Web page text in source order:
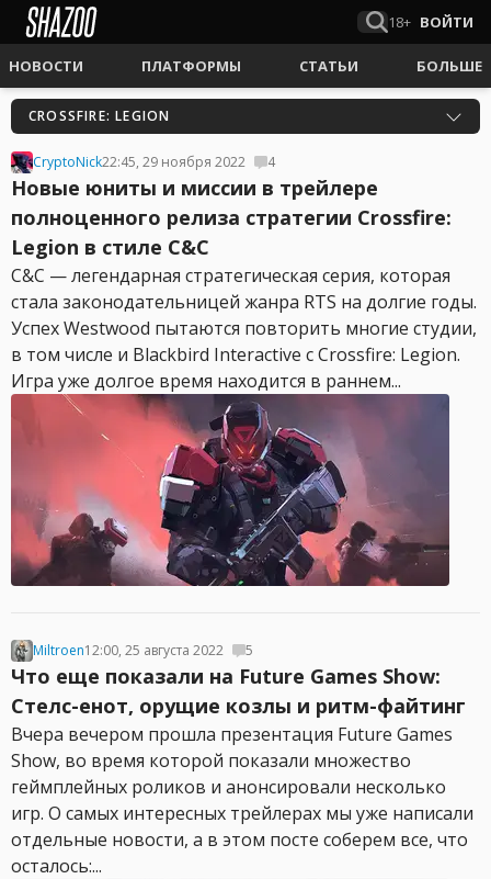
18+ ВОЙТИ
НОВОСТИ ПЛАТФОРМЫ СТАТЬИ БОЛЬШЕ
CROSSFIRE: LEGION
CryptoNick22:45, 29 ноября 2022 4
Новые юниты и миссии в трейлере
полноценного релиза стратегии Crossfire:
Legion в стиле C&C
C&C — легендарная стратегическая серия, которая
стала законодательницей жанра RTS на долгие годы.
Успех Westwood пытаются повторить многие студии,
в том числе и Blackbird Interactive с Crossfire: Legion.
Игра уже долгое время находится в раннем...
Miltroen12:00, 25 августа 2022 5
Что еще показали на Future Games Show:
Стелс-енот, орущие козлы и ритм-файтинг
Вчера вечером прошла презентация Future Games
Show, во время которой показали множество
геймплейных роликов и анонсировали несколько
игр. О самых интересных трейлерах мы уже написали
отдельные новости, а в этом посте соберем все, что
осталось:...